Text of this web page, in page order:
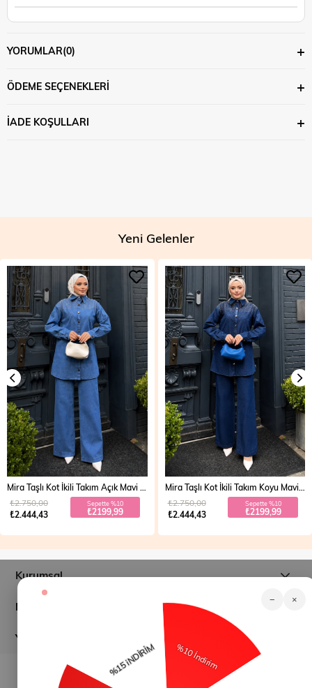
YORUMLAR(0)
ÖDEME SEÇENEKLERI
İADE KOŞULLARI
Yeni Gelenler
₺2.444,43
₺2.750,00 Sepette %10
₺2199,99
Mira Taşlı Kot İkili Takım Koyu Mavi 19286
₺2.444,43
₺2.750,00 Sepette %10
₺2199,99
Kurumsal
Müşteri İlişkileri
Yardım
− ×